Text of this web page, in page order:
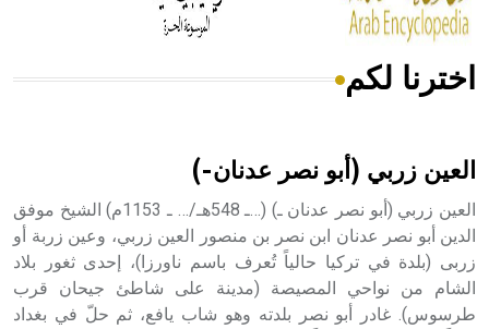
هل تعلم أن الأبسيد كلمة فرنسية اللفظ تم اعتمادها مصطلحاً
- هل تعلم أن أبجر Abgar اسم معروف جيداً يعود إلى عدد من
الملوك الذين حكموا مدينة إديسا (الرها) من أبجر الأول وحتى
التاسع، وهم ينتسبون إلى أسرة أوسروين
اخترنا لكم
العين زربي (أبو نصر عدنان-)
العين زربي (أبو نصر عدنان ـ) (…ـ 548هـ/… ـ 1153م) الشيخ موفق
الدين أبو نصر عدنان ابن نصر بن منصور العين زربي، وعين زربة أو
زربى (بلدة في تركيا حالياً تُعرف باسم ناورزا)، إحدى ثغور بلاد
الشام من نواحي المصيصة (مدينة على شاطئ جيحان قرب
طرسوس). غادر أبو نصر بلدته وهو شاب يافع، ثم حلّ في بغداد